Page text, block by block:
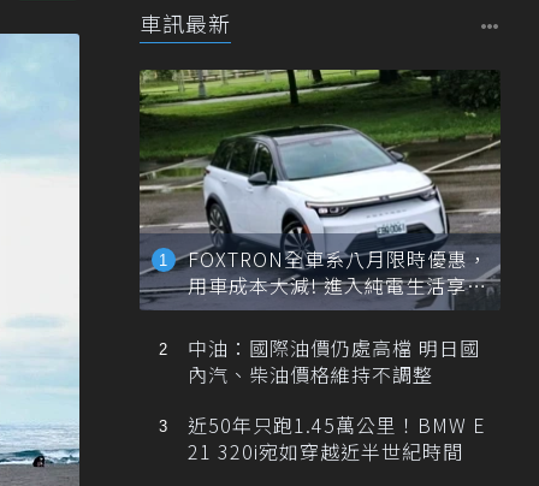
車訊最新
FOXTRON全車系八月限時優惠，
用車成本大減! 進入純電生活享
「零稅金＋零保養」新時代
中油：國際油價仍處高檔 明日國
內汽、柴油價格維持不調整
近50年只跑1.45萬公里！BMW E
21 320i宛如穿越近半世紀時間